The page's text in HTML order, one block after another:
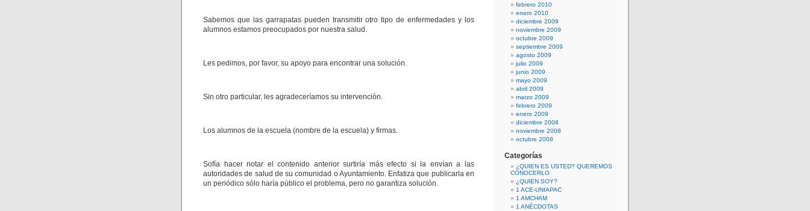
Sabemos que las garrapatas pueden transmitir otro tipo de enfermedades y los
alumnos estamos preocupados por nuestra salud.
Les pedimos, por favor, su apoyo para encontrar una solución.
Sin otro particular, les agradeceríamos su intervención.
Los alumnos de la escuela (nombre de la escuela) y firmas.
Sofía hacer notar el contenido anterior surtiría más efecto si la envían a las
autoridades de salud de su comunidad o Ayuntamiento. Enfatiza que publicarla en
un periódico sólo haría público el problema, pero no garantiza solución.
febrero 2010
enero 2010
diciembre 2009
noviembre 2009
octubre 2009
septiembre 2009
agosto 2009
julio 2009
junio 2009
mayo 2009
abril 2009
marzo 2009
febrero 2009
enero 2009
diciembre 2008
noviembre 2008
octubre 2008
Categorías
¿QUIEN ES USTED? QUEREMOS
CONOCERLO
¿QUIEN SOY?
1 ACE-UNIAPAC
1 AMCHAM
1 ANÉCDOTAS